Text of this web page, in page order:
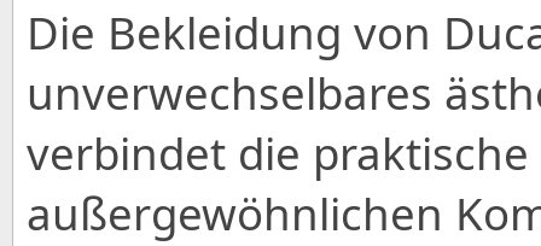
Die Bekleidung von
unverwechselbares
verbindet die
außergewöhnlichen